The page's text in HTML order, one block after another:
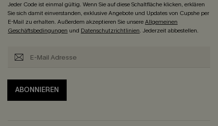
Jeder Code ist einmal gültig. Wenn Sie auf diese Schaltfläche klicken, erklären
Sie sich damit einverstanden, exklusive Angebote und Updates von Cupshe per
E-Mail zu erhalten. Außerdem akzeptieren Sie unsereAllgemeinen
Geschäftsbedingungen und Datenschutzrichtlinien. Jederzeit abbestellen.
ABONNIEREN